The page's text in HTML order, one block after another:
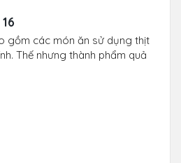
gồm các món ăn sử dụng thịt
Thế nhưng thành phẩm quả